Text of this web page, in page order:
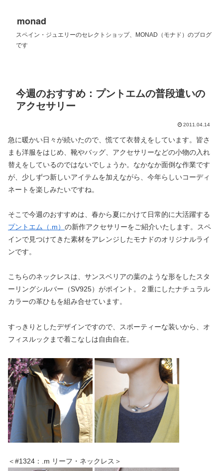
monad
スペイン・ジュエリーのセレクトショップ、MONAD（モナド）のブログ
です
今週のおすすめ：プントエムの普段遣いの
アクセサリー
2011.04.14
急に暖かい日々が続いたので、慌てて衣替えをしています。皆さ
まも洋服をはじめ、靴やバッグ、アクセサリーなどの小物の入れ
替えをしているのではないでしょうか。なかなか面倒な作業です
が、少しずつ新しいアイテムを加えながら、今年らしいコーディ
ネートを楽しみたいですね。
そこで今週のおすすめは、春から夏にかけて日常的に大活躍する
プントエム（.m） の新作アクセサリーをご紹介いたします。スペ
インで見つけてきた素材をアレンジしたモナドのオリジナルライ
ンです。
こちらのネックレスは、サンスベリアの葉のような形をしたスタ
ーリングシルバー（SV925）がポイント。２重にしたナチュラル
カラーの革ひもを組み合せています。
すっきりとしたデザインですので、スポーティーな装いから、オ
フィスルックまで着こなしは自由自在。
＜#1324：.m リーフ・ネックレス＞